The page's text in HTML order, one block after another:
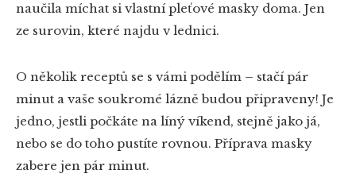
naučila míchat si vlastní pleťové masky doma. Jen
ze surovin, které najdu v lednici.
O několik receptů se s vámi podělím – stačí pár
minut a vaše soukromé lázně budou připraveny! Je
jedno, jestli počkáte na líný víkend, stejně jako já,
nebo se do toho pustíte rovnou. Příprava masky
zabere jen pár minut.